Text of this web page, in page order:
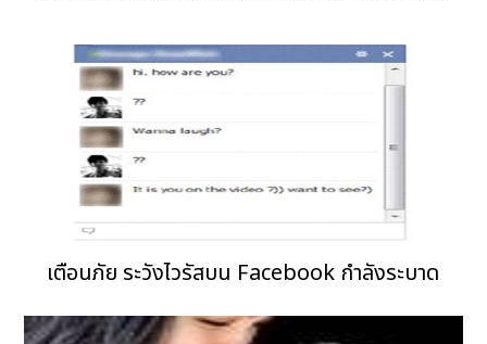
เตือนภัย ระวังไวรัสบน Facebook กำลังระบาด